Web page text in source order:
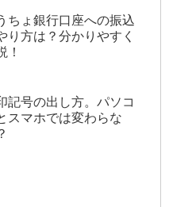
ちょ銀行口座への振込
り方は？分かりやすく
！
記号の出し方。パソコ
スマホでは変わらな